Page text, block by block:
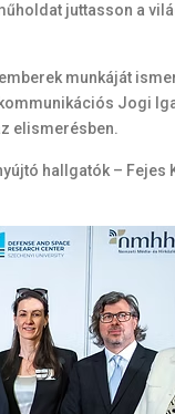
juttasson a
munkáját
Jogi
elismerésben.
hallgatók –